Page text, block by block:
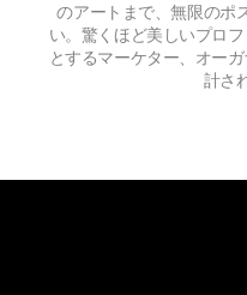
のアートまで、無限のポ
い。驚くほど美しいプロ
とするマーケター、オー
計さ